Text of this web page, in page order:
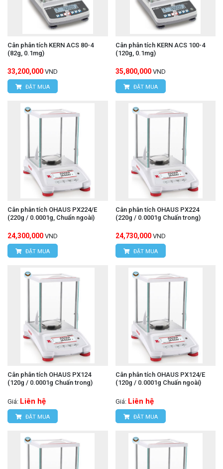
Cân phân tích KERN ACS 80-4
(82g, 0.1mg)
33,200,000 VND
ĐẶT MUA
Cân phân tích KERN ACS 100-4
(120g, 0.1mg)
35,800,000 VND
ĐẶT MUA
Cân phân tích OHAUS PX224/E
(220g / 0.0001g, Chuẩn ngoài)
24,300,000 VND
ĐẶT MUA
Cân phân tích OHAUS PX224
(220g / 0.0001g Chuấn trong)
24,730,000 VND
ĐẶT MUA
Cân phân tích OHAUS PX124
(120g / 0.0001g Chuấn trong)
Giá: Liên hệ
ĐẶT MUA
Cân phân tích OHAUS PX124/E
(120g / 0.0001g Chuấn ngoài)
Giá: Liên hệ
ĐẶT MUA